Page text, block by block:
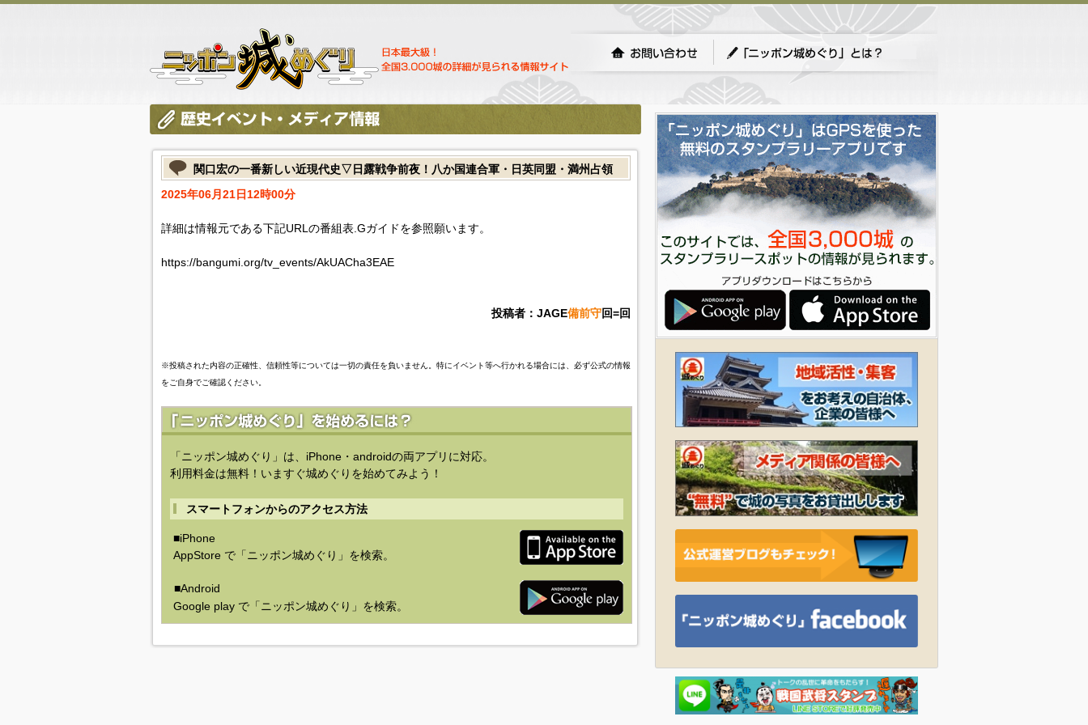
関口宏の一番新しい近現代史▽日露戦争前夜！八か国連合軍・日英同盟・満州占領
2025年06月21日12時00分
詳細は情報元である下記URLの番組表.Gガイドを参照願います。
https://bangumi.org/tv_events/AkUACha3EAE
投稿者：JAGE備前守回=回
※投稿された内容の正確性、信頼性等については一切の責任を負いません。特にイベント等へ行かれる場合には、必ず公式の情報
をご自身でご確認ください。
「ニッポン城めぐり」は、iPhone・androidの両アプリに対応。
利用料金は無料！いますぐ城めぐりを始めてみよう！
スマートフォンからのアクセス方法
■iPhone
AppStore で「ニッポン城めぐり」を検索。
■Android
Google play で「ニッポン城めぐり」を検索。